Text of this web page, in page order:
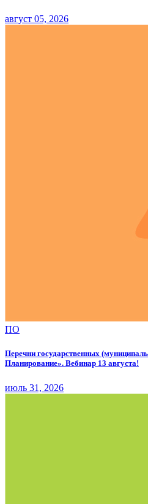
август 05, 2026
ПО
Перечни государственных
Планирование». Вебинар 13 августа!
июль 31, 2026